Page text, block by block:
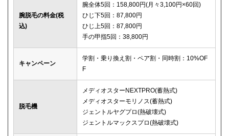
腕脱毛の料金(税
込)
腕全体5回：158,800円(月々3,100円×60回)
ひじ下5回：87,800円
ひじ上5回：87,800円
手の甲指5回：38,800円
キャンペーン
学割・乗り換え割・ペア割・同時割：10%OF
F
脱毛機
メディオスターNEXTPRO(蓄熱式)
メディオスターモリノス(蓄熱式)
ジェントルヤグプロ(熱破壊式)
ジェントルマックスプロ(熱破壊式)